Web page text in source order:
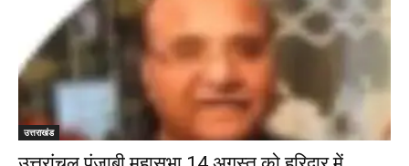
उत्तराखंड